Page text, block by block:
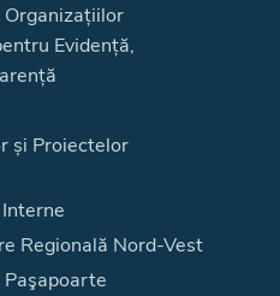
Organizațiilor
Evidență,
și Proiectelor
Regională Nord-Vest